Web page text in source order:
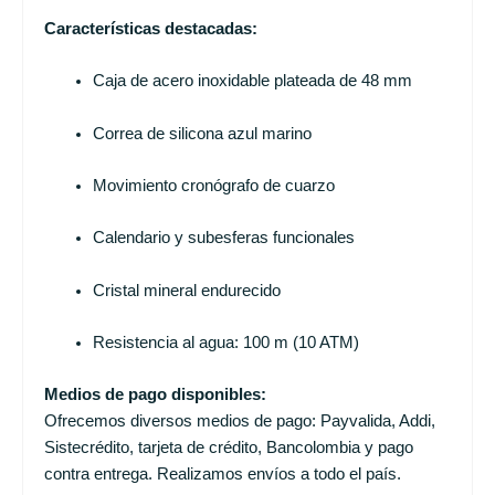
Características destacadas:
Caja de acero inoxidable plateada de 48 mm
Correa de silicona azul marino
Movimiento cronógrafo de cuarzo
Calendario y subesferas funcionales
Cristal mineral endurecido
Resistencia al agua: 100 m (10 ATM)
Medios de pago disponibles:
Ofrecemos diversos medios de pago: Payvalida, Addi,
Sistecrédito, tarjeta de crédito, Bancolombia y pago
contra entrega. Realizamos envíos a todo el país.